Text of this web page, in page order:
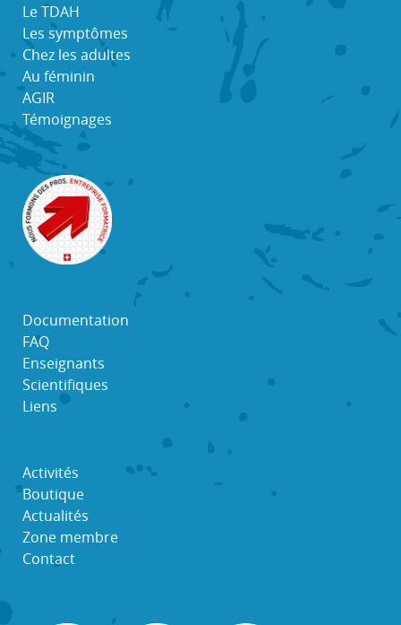
Le TDAH
Les symptômes
Chez les adultes
Au féminin
AGIR
Témoignages
Documentation
FAQ
Enseignants
Scientifiques
Liens
Activités
Boutique
Actualités
Zone membre
Contact